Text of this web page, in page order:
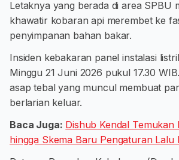
Letaknya yang berada di area SPBU
khawatir kobaran api merembet ke
penyimpanan bahan bakar.
Insiden kebakaran panel instalasi
Minggu 21 Juni 2026 pukul 17.30
asap tebal yang muncul membuat
berlarian keluar.
Baca Juga: Dishub Kendal Temukan
hingga Skema Baru Pengaturan Lalu